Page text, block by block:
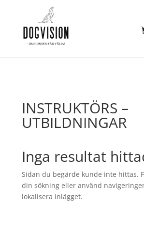
INSTRUKTÖRS –
UTBILDNINGAR
Inga resultat
Sidan du begärde kunde inte hittas.
din sökning eller använd
lokalisera inlägget.